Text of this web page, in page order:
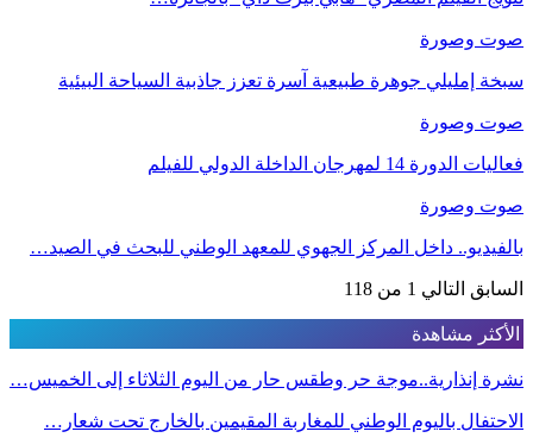
صوت وصورة
سبخة إمليلي جوهرة طبيعية آسرة تعزز جاذبية السياحة البيئية
صوت وصورة
فعاليات الدورة 14 لمهرجان الداخلة الدولي للفيلم
صوت وصورة
بالفيديو.. داخل المركز الجهوي للمعهد الوطني للبحث في الصيد…
السابق التالي 1 من 118
الأكثر مشاهدة
نشرة إنذارية..موجة حر وطقس حار من اليوم الثلاثاء إلى الخميس…
الاحتفال باليوم الوطني للمغاربة المقيمين بالخارج تحت شعار…